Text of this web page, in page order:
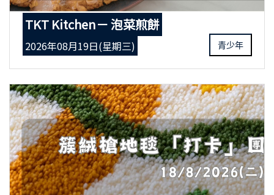
TKT Kitchen－ 泡菜煎餅
2026年08月19日(星期三) 青少年